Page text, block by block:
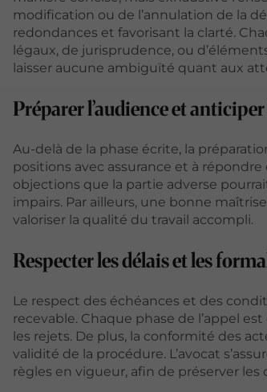
modification ou de l’annulation de la
redondances et favorisant la clarté.
légaux, de jurisprudence, ou
laisser aucune ambiguïté quant aux
Préparer l’audience et
Au-delà de la phase écrite, la
positions avec assurance et à
objections que la partie adverse
impairs. Par ailleurs, une bonne
valoriser la qualité du travail accompli.
Respecter les délais et les
Le respect des échéances et des
recevable. Chaque phase de l’appel
les rejets. De plus, la conformité des
validité de la procédure. L’avocat
règles en vigueur, afin de préserver les